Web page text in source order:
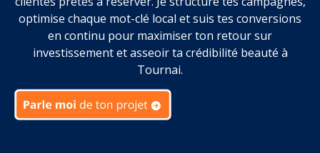
optimise chaque mot-clé local et suis tes conversions
en continu pour maximiser ton retour sur
investissement et asseoir ta crédibilité beauté à
Tournai.